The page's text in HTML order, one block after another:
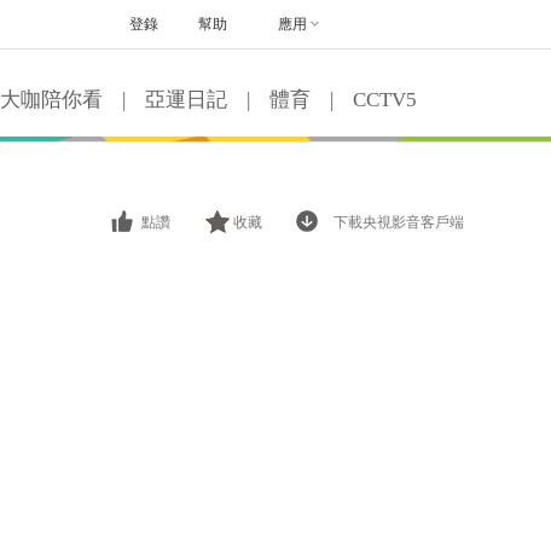
幫助 應用
登錄
大咖陪你看 | 亞運日記 | 體育 | CCTV5
下載央視影音客戶端
收藏
點讚